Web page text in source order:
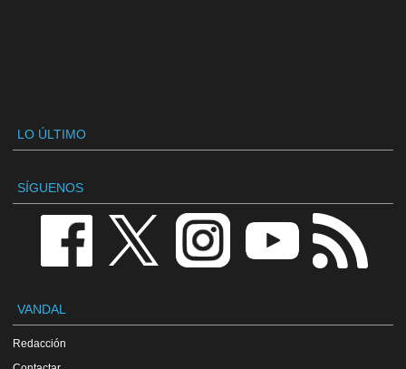
LO ÚLTIMO
SÍGUENOS
VANDAL
Redacción